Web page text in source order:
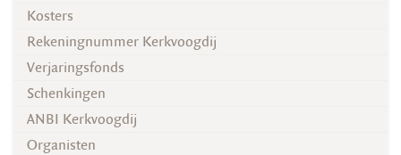
Kosters
Rekeningnummer Kerkvoogdij
Verjaringsfonds
Schenkingen
ANBI Kerkvoogdij
Organisten